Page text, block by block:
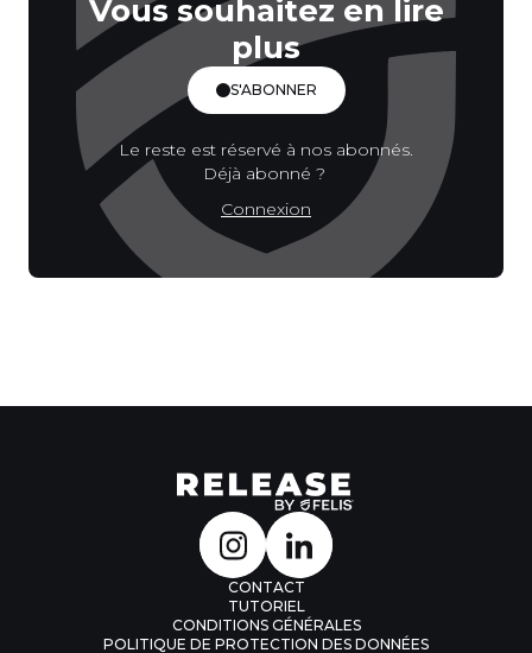
Vous souhaitez en lire
plus
S'ABONNER
Le reste est réservé à nos abonnés.
Déjà abonné ?
Connexion
CONTACT
TUTORIEL
CONDITIONS GÉNÉRALES
POLITIQUE DE PROTECTION DES DONNÉES